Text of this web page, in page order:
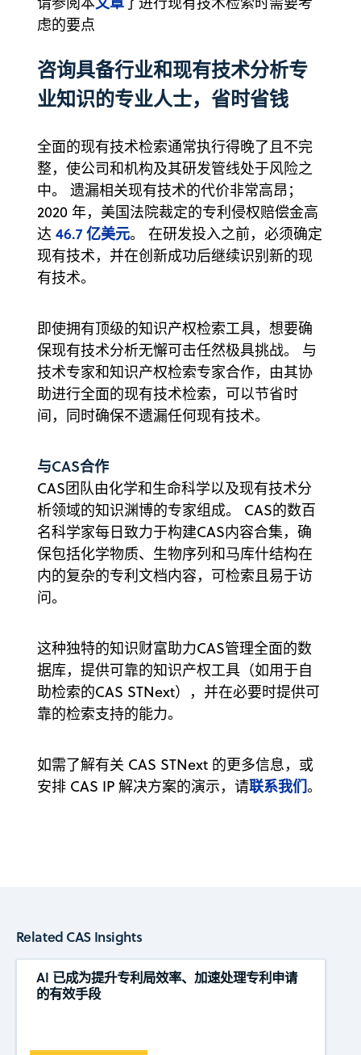
虑的要点
咨询具备行业和现有技术分析专
业知识的专业人士，省时省钱
全面的现有技术检索通常执行得晚了且不完
整，使公司和机构及其研发管线处于风险之
中。 遗漏相关现有技术的代价非常高昂；
2020 年，美国法院裁定的专利侵权赔偿金高
达 46.7 亿美元。 在研发投入之前，必须确定
现有技术，并在创新成功后继续识别新的现
有技术。
即使拥有顶级的知识产权检索工具，想要确
保现有技术分析无懈可击任然极具挑战。 与
技术专家和知识产权检索专家合作，由其协
助进行全面的现有技术检索，可以节省时
间，同时确保不遗漏任何现有技术。
与CAS合作
CAS团队由化学和生命科学以及现有技术分
析领域的知识渊博的专家组成。 CAS的数百
名科学家每日致力于构建CAS内容合集，确
保包括化学物质、生物序列和马库什结构在
内的复杂的专利文档内容，可检索且易于访
问。
这种独特的知识财富助力CAS管理全面的数
据库，提供可靠的知识产权工具（如用于自
助检索的CAS STNext），并在必要时提供可
靠的检索支持的能力。
如需了解有关 CAS STNext 的更多信息，或
安排 CAS IP 解决方案的演示，请联系我们。
Related CAS Insights
AI 已成为提升专利局效率、加速处理专利申请
的有效手段